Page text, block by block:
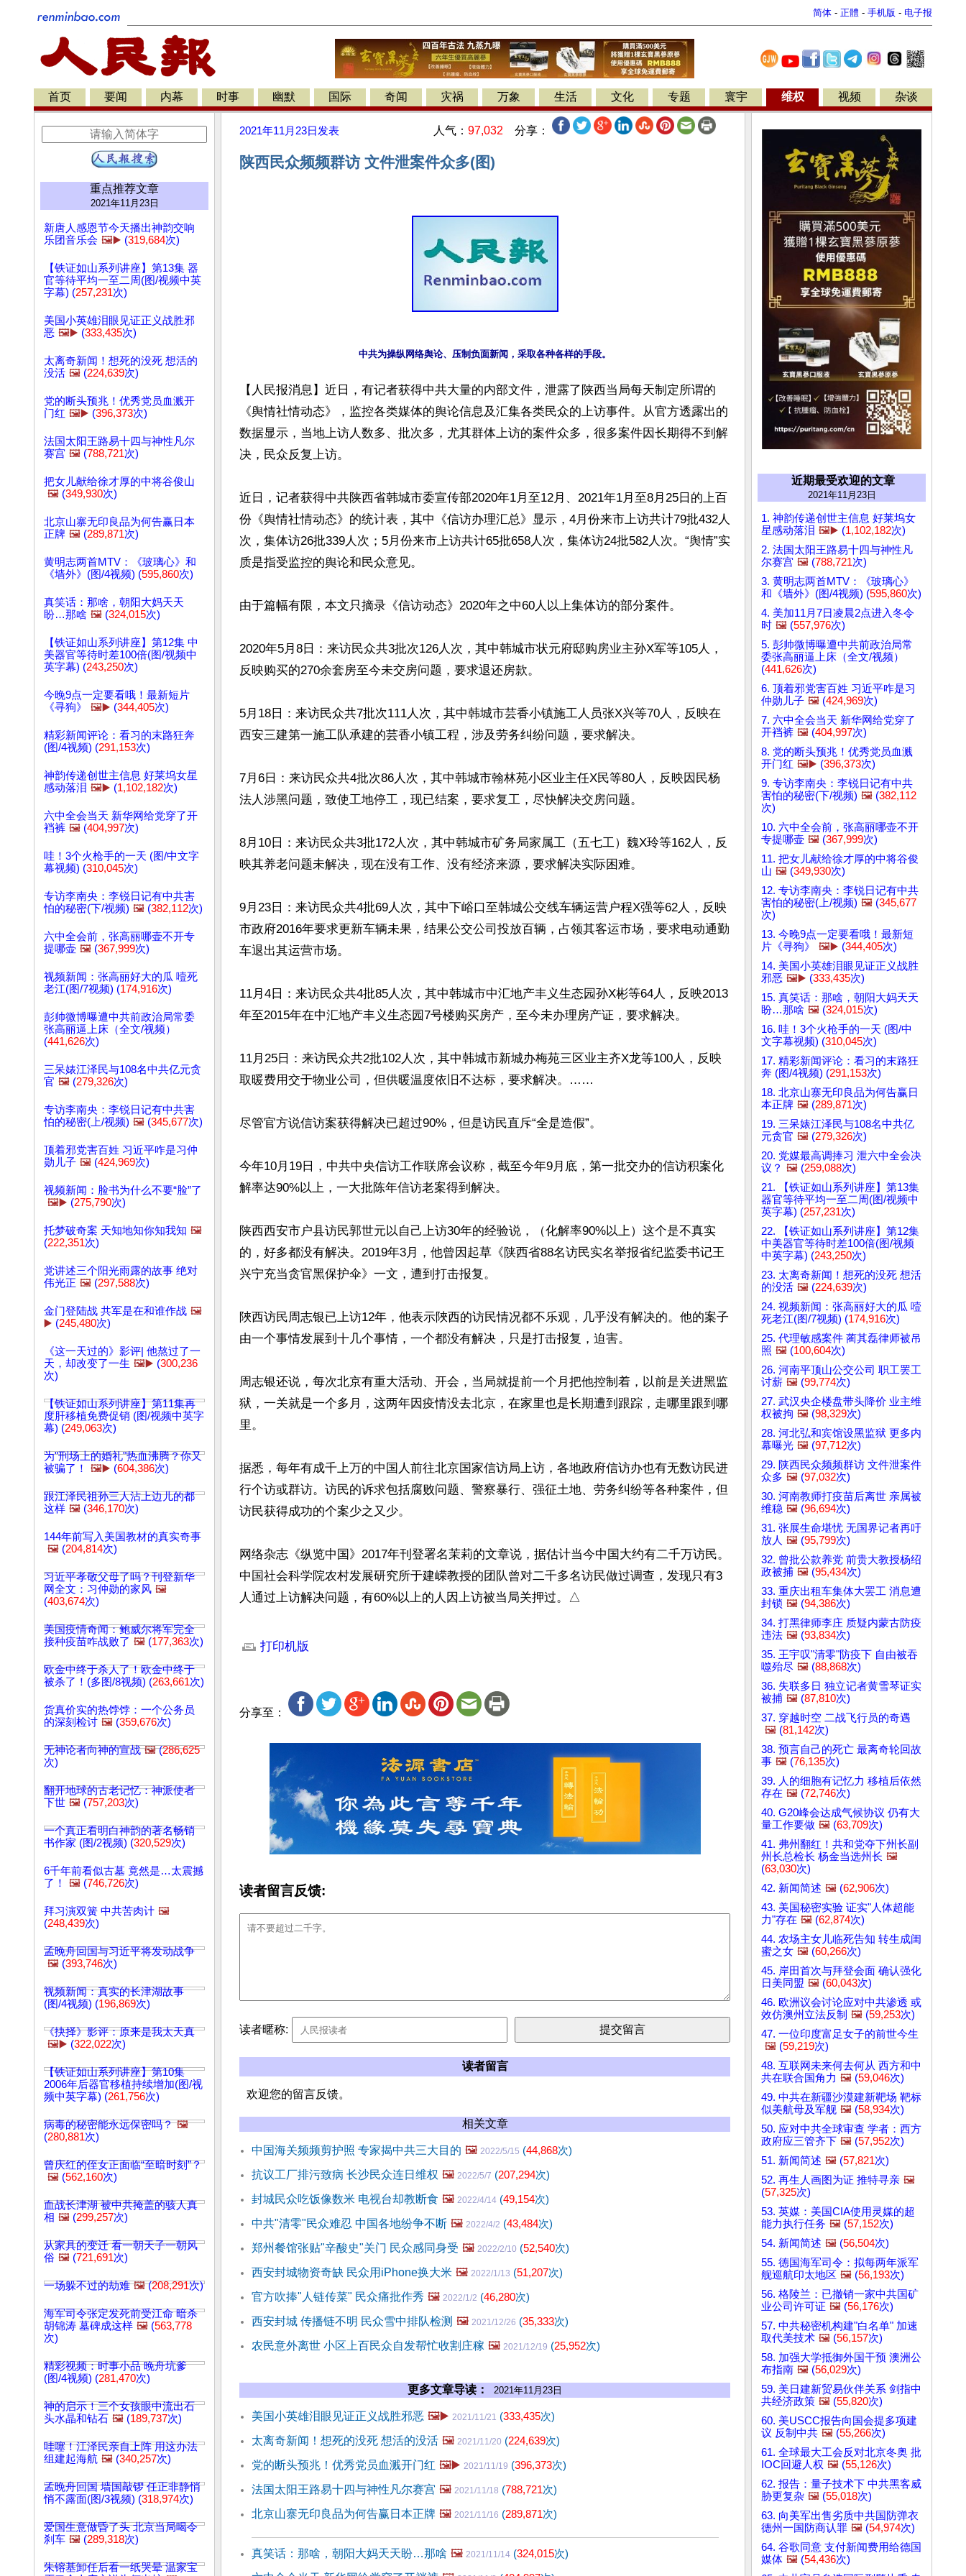
简体 - 正體 - 手机版 - 电子报
首页 要闻 内幕 时事 幽默 国际 奇闻 灾祸 万象 生活 文化 专题 寰宇 维权 视频 杂谈
重点推荐文章
2021年11月23日
新唐人感恩节今天播出神韵交响
乐团音乐会 🖼️▶️ (319,684次)
【铁证如山系列讲座】第13集 器
官等待平均一至二周(图/视频中英
字幕) (257,231次)
美国小英雄泪眼见证正义战胜邪
恶 🖼️▶️ (333,435次)
太离奇新闻！想死的没死 想活的
没活 🖼️ (224,639次)
党的断头预兆！优秀党员血溅开
门红 🖼️▶️ (396,373次)
法国太阳王路易十四与神性凡尔
赛宫 🖼️ (788,721次)
把女儿献给徐才厚的中将谷俊山
🖼️ (349,930次)
北京山寨无印良品为何告赢日本
正牌 🖼️ (289,871次)
黄明志两首MTV：《玻璃心》和
《墙外》(图/4视频) (595,860次)
真笑话：那啥，朝阳大妈天天
盼…那啥 🖼️ (324,015次)
【铁证如山系列讲座】第12集 中
美器官等待时差100倍(图/视频中
英字幕) (243,250次)
今晚9点一定要看哦！最新短片
《寻狗》
🖼️▶️ (344,405次)
精彩新闻评论：看习的末路狂奔
(图/4视频) (291,153次)
神韵传递创世主信息 好莱坞女星
感动落泪 🖼️▶️ (1,102,182次)
六中全会当天 新华网给党穿了开
裆裤 🖼️ (404,997次)
哇！3个火枪手的一天 (图/中文字
幕视频) (310,045次)
专访李南央：李锐日记有中共害
怕的秘密(下/视频) 🖼️ (382,112次)
六中全会前，张高丽哪壶不开专
提哪壶 🖼️ (367,999次)
视频新闻：张高丽好大的瓜 噎死
老江(图/7视频) (174,916次)
彭帅微博曝遭中共前政治局常委
张高丽逼上床（全文/视频）
(441,626次)
三呆婊江泽民与108名中共亿元贪
官 🖼️ (279,326次)
专访李南央：李锐日记有中共害
怕的秘密(上/视频) 🖼️ (345,677次)
顶着邪党害百姓 习近平咋是习仲
勋儿子 🖼️ (424,969次)
视频新闻：脸书为什么不要“脸”了
🖼️▶️ (275,790次)
托梦破奇案 天知地知你知我知 🖼️
(222,351次)
党讲述三个阳光雨露的故事 绝对
伟光正 🖼️ (297,588次)
金门登陆战 共军是在和谁作战 🖼️
▶️ (245,480次)
《这一天过的》影评| 他熬过了一
天，却改变了一生 🖼️▶️ (300,236
次)
【铁证如山系列讲座】第11集再
度肝移植免费促销 (图/视频中英字
幕) (249,063次)
为"刑场上的婚礼"热血沸腾？你又
被骗了！
🖼️▶️ (604,386次)
跟江泽民祖孙三人沾上边儿的都
这样 🖼️ (346,170次)
144年前写入美国教材的真实奇事
🖼️ (204,814次)
习近平孝敬父母了吗？刊登新华
网全文：习仲勋的家风 🖼️
(403,674次)
美国疫情奇闻：鲍威尔将军完全
接种疫苗咋战败了 🖼️ (177,363次)
欧金中终于杀人了！欧金中终于
被杀了！(多图/8视频) (263,661次)
货真价实的热饽饽：一个公务员
的深刻检讨 🖼️ (359,676次)
无神论者向神的宣战 🖼️(286,625
次)
翻开地球的古老记忆：神派使者
下世 🖼️ (757,203次)
一个真正看明白神韵的著名畅销
书作家 (图/2视频) (320,529次)
6千年前看似古墓 竟然是…太震撼
了！
🖼️ (746,726次)
拜习演双簧 中共苦肉计 🖼️
(248,439次)
孟晚舟回国与习近平将发动战争
🖼️ (393,746次)
视频新闻：真实的长津湖故事
(图/4视频) (196,869次)
《抉择》影评：原来是我太天真
🖼️▶️ (322,022次)
【铁证如山系列讲座】第10集
2006年后器官移植持续增加(图/视
频中英字幕) (261,756次)
病毒的秘密能永远保密吗？ 🖼️
(280,881次)
曾庆红的侄女正面临“至暗时刻”？
🖼️ (562,160次)
血战长津湖 被中共掩盖的骇人真
相 🖼️ (299,257次)
从家具的变迁 看一朝天子一朝风
俗 🖼️ (721,691次)
一场躲不过的劫难 🖼️(208,291次)
海军司令张定发死前受江命 暗杀
胡锦涛 墓碑成这样 🖼️ (563,778
次)
精彩视频：时事小品 晚舟坑爹
(图/4视频) (281,470次)
神的启示！三个女孩眼中流出石
头水晶和钻石 🖼️ (189,737次)
哇噻！江泽民亲自上阵 用这办法
组建起海航 🖼️ (340,257次)
孟晚舟回国 墙国敲锣 任正非静悄
悄不露面(图/3视频) (318,974次)
爱国生意做昏了头 北京当局喝令
刹车 🖼️ (289,318次)
朱镕基卸任后看一纸哭晕 温家宝
2021年11月23日 发表 人气： 97,032 分享：
陕西民众频频群访 文件泄案件众多(图)
【人民报消息】近日，有记者获得中共大量的内部文件，泄露了陕西当局每天制定所谓的
《舆情社情动态》，监控各类媒体的舆论信息及汇集各类民众的上访事件。从官方透露出的
数据显示，当地上访人数多、批次多，尤其群体上访的案件众多，很多案件因长期得不到解
决，民众反复上访。
近日，记者获得中共陕西省韩城市委宣传部2020年1月至12月、2021年1月至8月25日的上百
份《舆情社情动态》的统计表，其中《信访办理汇总》显示，4月份来市上访共计79批432人
次，集体访26批339人次；5月份来市上访共计65批658人次，集体访24批582人次。“舆情”实
质是指受监控的舆论和民众意见。
由于篇幅有限，本文只摘录《信访动态》2020年之中60人以上集体访的部分案件。
2020年5月8日：来访民众共3批次126人次，其中韩城市状元府邸购房业主孙X军等105人，
反映购买的270余套房至今未交房问题，要求退还房款。
5月18日：来访民众共7批次111人次，其中韩城市芸香小镇施工人员张X兴等70人，反映在
西安三建第一施工队承建的芸香小镇工程，涉及劳务纠纷问题，要求解决。
7月6日：来访民众共4批次86人次，其中韩城市翰林苑小区业主任X民等80人，反映因民杨
法人涉黑问题，致使工地停工，现已结案，要求复工，尽快解决交房问题。
8月10日：来访民众共3批172人次，其中韩城市矿务局家属工（五七工）魏X玲等162人，反
映其养老问题未解决，现在没有工作、没有经济来源，要求解决实际困难。
9月23日：来访民众共4批69人次，其中下峪口至韩城公交线车辆运营户程X强等62人，反映
市政府2016年要求更新车辆未果，结果公交公司投放百辆，占领其客运市场，要求电动通勤
车退出其运营市场。
11月4日：来访民众共4批85人次，其中韩城市中汇地产丰义生态园孙X彬等64人，反映2013
年至2015年在中汇地产丰义生态园7号楼购买房产，至今未办理房产证，要求解决。
11月25日：来访民众共2批102人次，其中韩城市新城办梅苑三区业主齐X龙等100人，反映
取暖费用交于物业公司，但供暖温度依旧不达标，要求解决。……
尽管官方说信访案获得解决已超过90%，但是访民直斥“全是造假”。
今年10月19日，中共中央信访工作联席会议称，截至今年9月底，第一批交办的信访积案化
解率达90%以上，一大批陈年信访老案得到解决。
陕西西安市户县访民郭世元以自己上访30年的经验说，（化解率90%以上）这个是不真实
的，好多都没有解决。2019年3月，他曾因起草《陕西省88名访民实名举报省纪监委书记王
兴宁充当贪官黑保护伞》一文，遭到打击报复。
陜西访民周志银已上访12年，他表示陜西的访民情况都不乐观，几乎没有解决的。他的案子
由一个事情发展到十几个事情，一个都没有解决，只是打击报复，迫害。
周志银还说，每次北京有重大活动、开会，当局就提前一个月把他控制着，以前是关进黑监
狱，一关就是一个多月，这两年因疫情没去北京，在家里也是长期遭到跟踪，走哪里跟到哪
里。
据悉，每年有成千上万的中国人前往北京国家信访局上访，各地政府信访办也有无数访民进
行个访或群访。访民的诉求包括腐败问题、警察暴行、强征土地、劳务纠纷等各种案件，但
访民获得成功的个案少之又少。
网络杂志《纵览中国》2017年刊登署名茉莉的文章说，据估计当今中国大约有二千万访民。
中国社会科学院农村发展研究所于建嵘教授的团队曾对二千多名访民做过调查，发现只有3
人通过上访解决问题，有60%以上的人因上访被当局关押过。△
打印机版
分享至：
读者留言反馈:
读者暱称:
读者留言
欢迎您的留言反馈。
相关文章
中国海关频频剪护照 专家揭中共三大目的 🖼️ 2022/5/15 (44,868次)
抗议工厂排污致病 长沙民众连日维权 🖼️ 2022/5/7 (207,294次)
封城民众吃饭像数米 电视台却教断食 🖼️ 2022/4/14 (49,154次)
中共"清零"民众难忍 中国各地纷争不断 🖼️ 2022/4/2 (43,484次)
郑州餐馆张贴"辛酸史"关门 民众感同身受 🖼️ 2022/2/10 (52,540次)
西安封城物资奇缺 民众用iPhone换大米 🖼️ 2022/1/13 (51,207次)
官方吹捧"人链传菜" 民众痛批作秀 🖼️ 2022/1/2 (46,280次)
西安封城 传播链不明 民众雪中排队检测 🖼️ 2021/12/26 (35,333次)
农民意外离世 小区上百民众自发帮忙收割庄稼 🖼️ 2021/12/19 (25,952次)
更多文章导读： 2021年11月23日
美国小英雄泪眼见证正义战胜邪恶 🖼️▶️ 2021/11/21 (333,435次)
太离奇新闻！想死的没死 想活的没活 🖼️ 2021/11/20 (224,639次)
党的断头预兆！优秀党员血溅开门红 🖼️▶️ 2021/11/19 (396,373次)
法国太阳王路易十四与神性凡尔赛宫 🖼️ 2021/11/18 (788,721次)
北京山寨无印良品为何告赢日本正牌 🖼️ 2021/11/16 (289,871次)
真笑话：那啥，朝阳大妈天天盼…那啥 🖼️ 2021/11/14 (324,015次)
近期最受欢迎的文章
2021年11月23日
1. 神韵传递创世主信息 好莱坞女
星感动落泪 🖼️▶️ (1,102,182次)
2. 法国太阳王路易十四与神性凡
尔赛宫 🖼️ (788,721次)
3. 黄明志两首MTV：《玻璃心》
和《墙外》(图/4视频) (595,860次)
4. 美加11月7日凌晨2点进入冬令
时 🖼️ (557,976次)
5. 彭帅微博曝遭中共前政治局常
委张高丽逼上床（全文/视频）
(441,626次)
6. 顶着邪党害百姓 习近平咋是习
仲勋儿子 🖼️ (424,969次)
7. 六中全会当天 新华网给党穿了
开裆裤 🖼️ (404,997次)
8. 党的断头预兆！优秀党员血溅
开门红 🖼️▶️ (396,373次)
9. 专访李南央：李锐日记有中共
害怕的秘密(下/视频) 🖼️ (382,112
次)
10. 六中全会前，张高丽哪壶不开
专提哪壶 🖼️ (367,999次)
11. 把女儿献给徐才厚的中将谷俊
山 🖼️ (349,930次)
12. 专访李南央：李锐日记有中共
害怕的秘密(上/视频) 🖼️ (345,677
次)
13. 今晚9点一定要看哦！最新短
片《寻狗》
🖼️▶️ (344,405次)
14. 美国小英雄泪眼见证正义战胜
邪恶 🖼️▶️ (333,435次)
15. 真笑话：那啥，朝阳大妈天天
盼…那啥 🖼️ (324,015次)
16. 哇！3个火枪手的一天 (图/中
文字幕视频) (310,045次)
17. 精彩新闻评论：看习的末路狂
奔 (图/4视频) (291,153次)
18. 北京山寨无印良品为何告赢日
本正牌 🖼️ (289,871次)
19. 三呆婊江泽民与108名中共亿
元贪官 🖼️ (279,326次)
20. 党媒最高调捧习 泄六中全会决
议？ 🖼️ (259,088次)
21. 【铁证如山系列讲座】第13集
器官等待平均一至二周(图/视频中
英字幕) (257,231次)
22. 【铁证如山系列讲座】第12集
中美器官等待时差100倍(图/视频
中英字幕) (243,250次)
23. 太离奇新闻！想死的没死 想活
的没活 🖼️ (224,639次)
24. 视频新闻：张高丽好大的瓜 噎
死老江(图/7视频) (174,916次)
25. 代理敏感案件 蔺其磊律师被吊
照 🖼️ (100,604次)
26. 河南平顶山公交公司 职工罢工
讨薪 🖼️ (99,774次)
27. 武汉央企楼盘带头降价 业主维
权被拘 🖼️ (98,329次)
28. 河北弘和宾馆设黑监狱 更多内
幕曝光 🖼️ (97,712次)
29. 陕西民众频频群访 文件泄案件
众多 🖼️ (97,032次)
30. 河南教师打疫苗后离世 亲属被
维稳 🖼️ (96,694次)
31. 张展生命堪忧 无国界记者再吁
放人 🖼️ (95,799次)
32. 曾批公款养党 前贵大教授杨绍
政被捕 🖼️ (95,434次)
33. 重庆出租车集体大罢工 消息遭
封锁 🖼️ (94,386次)
34. 打黑律师李庄 质疑内蒙古防疫
违法 🖼️ (93,834次)
35. 王宇叹"清零"防疫下 自由被吞
噬殆尽 🖼️ (88,868次)
36. 失联多日 独立记者黄雪琴证实
被捕 🖼️ (87,810次)
37. 穿越时空 二战飞行员的奇遇
🖼️ (81,142次)
38. 预言自己的死亡 最离奇轮回故
事 🖼️ (76,135次)
39. 人的细胞有记忆力 移植后依然
存在 🖼️ (72,746次)
40. G20峰会达成气候协议 仍有大
量工作要做 🖼️ (63,709次)
41. 弗州翻红！共和党夺下州长副
州长总检长 杨金当选州长 🖼️
(63,030次)
42. 新闻简述 🖼️ (62,906次)
43. 美国秘密实验 证实"人体超能
力"存在 🖼️ (62,874次)
44. 农场主女儿临死告知 转生成闺
蜜之女 🖼️ (60,266次)
45. 岸田首次与拜登会面 确认强化
日美同盟 🖼️ (60,043次)
46. 欧洲议会讨论应对中共渗透 或
效仿澳州立法反制 🖼️ (59,253次)
47. 一位印度富足女子的前世今生
🖼️ (59,219次)
48. 互联网未来何去何从 西方和中
共在联合国角力 🖼️ (59,046次)
49. 中共在新疆沙漠建新靶场 靶标
似美航母及军舰 🖼️ (58,934次)
50. 应对中共全球审查 学者：西方
政府应三管齐下 🖼️ (57,952次)
51. 新闻简述 🖼️ (57,821次)
52. 再生人画图为证 推特寻亲 🖼️
(57,325次)
53. 英媒：美国CIA使用灵媒的超
能力执行任务 🖼️ (57,152次)
54. 新闻简述 🖼️ (56,504次)
55. 德国海军司令：拟每两年派军
舰巡航印太地区 🖼️ (56,193次)
56. 格陵兰：已撤销一家中共国矿
业公司许可证 🖼️ (56,176次)
57. 中共秘密机构建"白名单" 加速
取代美技术 🖼️ (56,157次)
58. 加强大学抵御外国干预 澳洲公
布指南 🖼️ (56,029次)
59. 美日建新贸易伙伴关系 剑指中
共经济政策 🖼️ (55,820次)
60. 美USCC报告向国会提多项建
议 反制中共 🖼️ (55,266次)
61. 全球最大工会反对北京冬奥 批
IOC回避人权 🖼️ (55,126次)
62. 报告：量子技术下 中共黑客威
胁更复杂 🖼️ (55,018次)
63. 向美军出售劣质中共国防弹衣
德州一国防商认罪 🖼️ (54,974次)
64. 谷歌同意 支付新闻费用给德国
媒体 🖼️ (54,436次)